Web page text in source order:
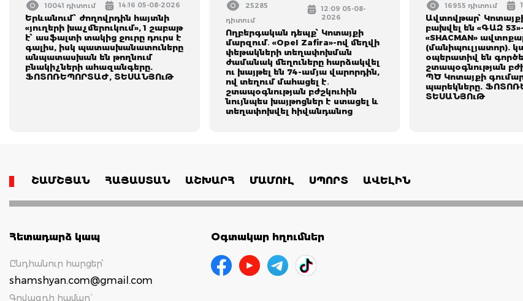
10041 դիտում 14:16 05-08-2026
Երևանում՝ ժողովրդին հայտնի
«յուղերի խաչմերուկում», 1 շաբաթ
է՝ ասֆալտի տակից ջուրը դուրս է
գալիս, իսկ պատասխանատուները
անպատասխան են թողնում
բնակիչների ահազանգերը.
ՖՈՏՈՌԵՊՈՐՏԱԺ, ՏԵՍԱՆՅՈւԹ
25285
դիտում
12:09 05-08-
2026
Ողբերգական դեպք՝ Կոտայքի
մարզում․ «Opel Zafira»-ով մեղվի
փեթակների տեղափոխման
ժամանակ մեղուները հարձակվել
ու խայթել են 74-ամյա վարորդին,
ով տեղում մահացել է․
շտապօգնության բժշկուհին
նույնպես խայթոցներ է ստացել և
տեղափոխվել հիվանդանոց
16955 դիտում
Ավտովթար՝
բախվել են «ԳԱԶ
«SHACMAN»
(մանիպուլյատոր).
օպերատիվ են
շտապօգնության
ՊԾ Կոտայքի
պարեկները.
ՏԵՍԱՆՅՈւԹ
ՇԱՄՇՅԱՆ ՀԱՅԱՍՏԱՆ ԱՇԽԱՐՀ ՄԱՄՈՒԼ ՍՊՈՐՏ ԱՎԵԼԻՆ
Հետադարձ կապ
Ընդհանուր հարցեր՝
shamshyan.com@gmail.com
Գովազդի համար`
Օգտակար հղումներ